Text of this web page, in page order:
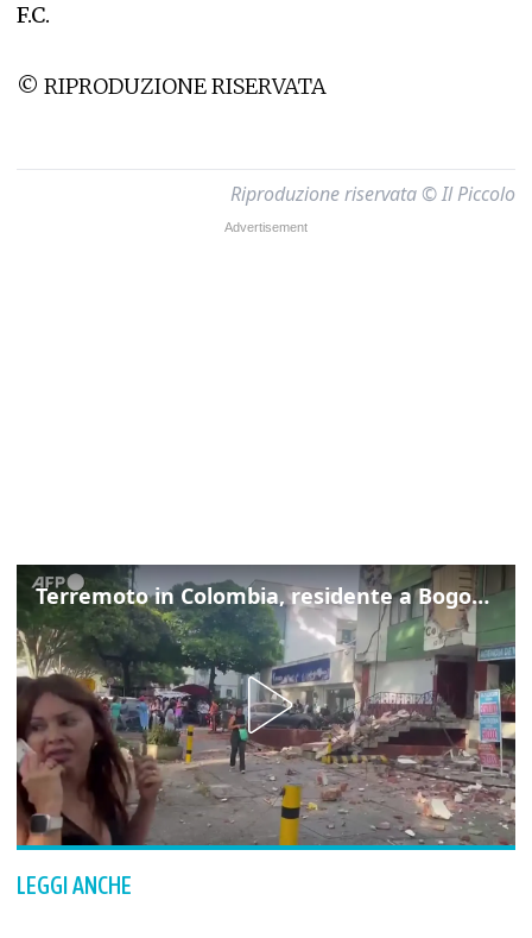
F.C.
© RIPRODUZIONE RISERVATA
Riproduzione riservata © Il Piccolo
Terremoto in Colombia, residente a Bogotà: "Ha cominciato a tremare e non smetteva"
LEGGI ANCHE